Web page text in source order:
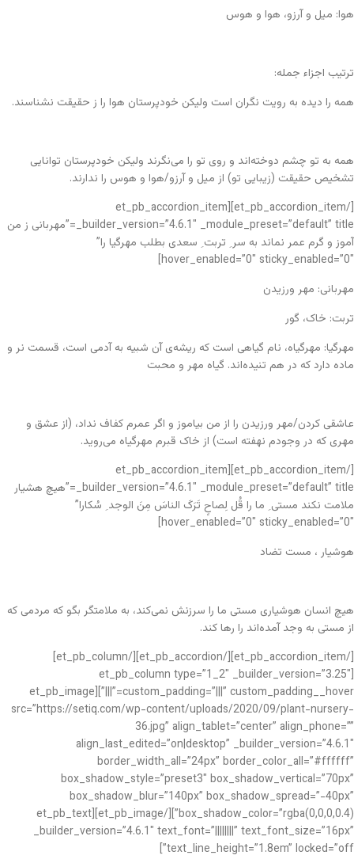
هوا: میل و آرزو، هوا و هوس
ترتیب اجزاء جمله:
همه را دیده به رویت نگران است ولیکن خودپرستان هوا را ز حقیقت نشناسند.
همه به تو چشم دوخته‌اند و روی تو را می‌نگرند ولیکن خودپرستان توانایی
تشخیص حقیقت (زیبایی تو) از میل و آرزو/هوا و هوس را ندارند.
[/et_pb_accordion_item][et_pb_accordion_item
_builder_version=”4.6.1″ _module_preset=”default” title=”مهربانی ز من
آموز و گرم عمر نماند به سر ِ تربت ِ سعدی بطلب مهرگیا را”
hover_enabled=”0″ sticky_enabled=”0″]
مهربانی: مهر ورزیدن
تربت: خاک، گور
مهرگیا: مهرگیاه، نام گیاهی است که ریشه‌ی آن شبیه به آدمی است، قسمت نر و
ماده دارد که در هم تنیده‌اند. گیاه مهر و محبت
عاشقی کردن/مهر ورزیدن را از من بیاموز و اگر عمرم کفاف نداد، (از عشق و
مهری که در وجودم نهفته است) از خاک قبرم مهرگیاه می‌روید.
[/et_pb_accordion_item][et_pb_accordion_item
_builder_version=”4.6.1″ _module_preset=”default” title=”هیچ هشیار
ملامت نکند مستی ِ ما را قُل لِصاحٍ تَرَکَ الناسَ مِنَ الوجد ِ سُکارا”
hover_enabled=”0″ sticky_enabled=”0″]
هوشیار ، مست تضاد
هیچ انسان هوشیاری مستی ما را سرزنش نمی‌کند، به ملامتگر بگو که مردمی که
از مستی به وجد آمده‌اند را رها کند.
[/et_pb_accordion_item][/et_pb_accordion][/et_pb_column]
[et_pb_column type=”1_2″ _builder_version=”3.25″
custom_padding=”|||” custom_padding__hover=”|||”][et_pb_image
src=”https://setiq.com/wp-content/uploads/2020/09/plant-nursery-
36.jpg” align_tablet=”center” align_phone=””
align_last_edited=”on|desktop” _builder_version=”4.6.1″
border_width_all=”24px” border_color_all=”#ffffff”
box_shadow_style=”preset3″ box_shadow_vertical=”70px”
box_shadow_blur=”140px” box_shadow_spread=”-40px”
box_shadow_color=”rgba(0,0,0,0.4)”][/et_pb_image][et_pb_text
_builder_version=”4.6.1″ text_font=”||||||||” text_font_size=”16px”
text_line_height=”1.8em” locked=”off”]